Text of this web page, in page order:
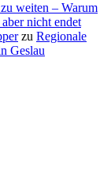
weiten – Warum
nicht endet
zu Regionale
Geslau